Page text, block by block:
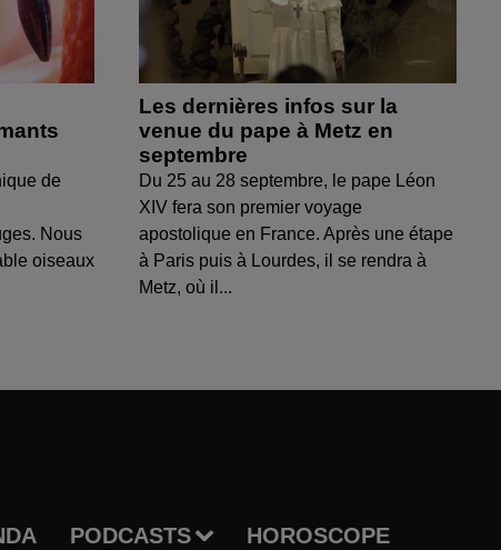
de
Nous
oiseaux
Les dernières infos sur la
venue du pape à Metz en
septembre
Du 25 au 28 septembre, le pape Léon
XIV fera son premier voyage
apostolique en France. Après une étape
à Paris puis à Lourdes, il se rendra à
Metz, où il...
PODCASTS HOROSCOPE